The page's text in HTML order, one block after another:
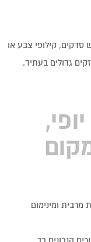
קילופי צבע או
גדולים בעתיד.
ומינימום